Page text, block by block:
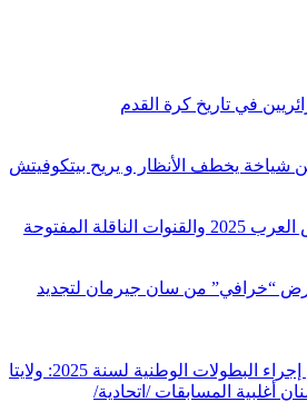
شياخة يخطف الأنظار و يريح بيتكوفيتش
المفتوحة
“خرافي” من سان جيرمان لتجديد
ألعاب القوى/ أماكن إجراء البطولات الوطنية لسنة 2025: ولايتا
أغلبية المسابقات /اتحادية/